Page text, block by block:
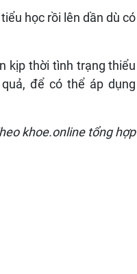
học rồi lên dần dù có
kịp thời tình trạng thiểu
để có thể áp dụng
khoe.online tổng hợp